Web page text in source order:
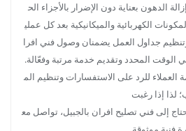
الدهون بعناية دون الإضرار بالأجزاء الح
الكهربائية والميكانيكية بعد كل عملي
وتنظيم جداول العمل يضمنان وصول فني افرا
الوقت المحدد وتقديم خدمة مرتبة وفعّالة.
العملاء للرد على الاستفسارات وتنظيم الم
لذا إذا رغبت
إلى فني تصليح افران بالجبيل، تواصل مع